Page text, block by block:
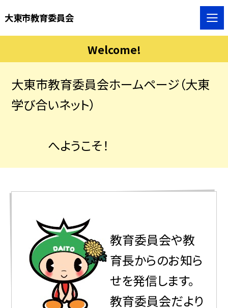
大東市教育委員会
Welcome!
大東市教育委員会ホームページ（大東
学び合いネット）
へようこそ！
教育委員会や教
育長からのお知ら
せを発信します。
教育委員会だより